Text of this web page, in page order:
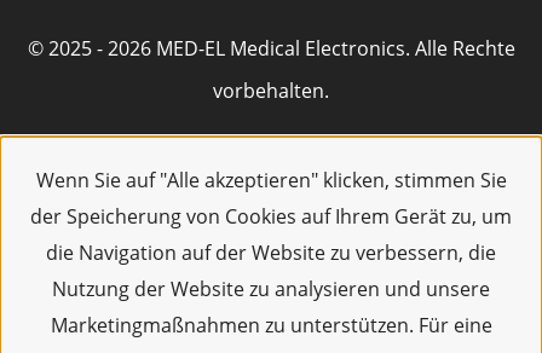
Wenn Sie auf "Alle akzeptieren" klicken, stimmen Sie
der Speicherung von Cookies auf Ihrem Gerät zu, um
die Navigation auf der Website zu verbessern, die
Nutzung der Website zu analysieren und unsere
Marketingmaßnahmen zu unterstützen. Für eine
© 2025 - 2026 MED-EL Medical Electronics. Alle Rechte
vorbehalten.